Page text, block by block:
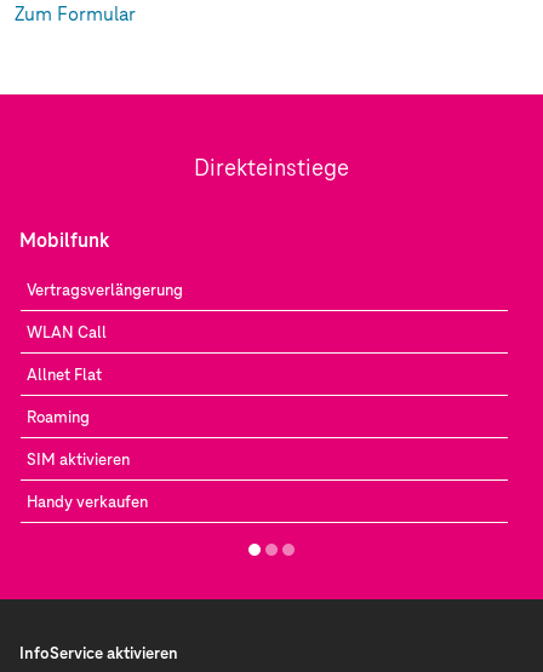
Zum Formular
Direkteinstiege
Mobilfunk
Vertragsverlängerung
WLAN Call
Allnet Flat
Roaming
SIM aktivieren
Handy verkaufen
InfoService aktivieren